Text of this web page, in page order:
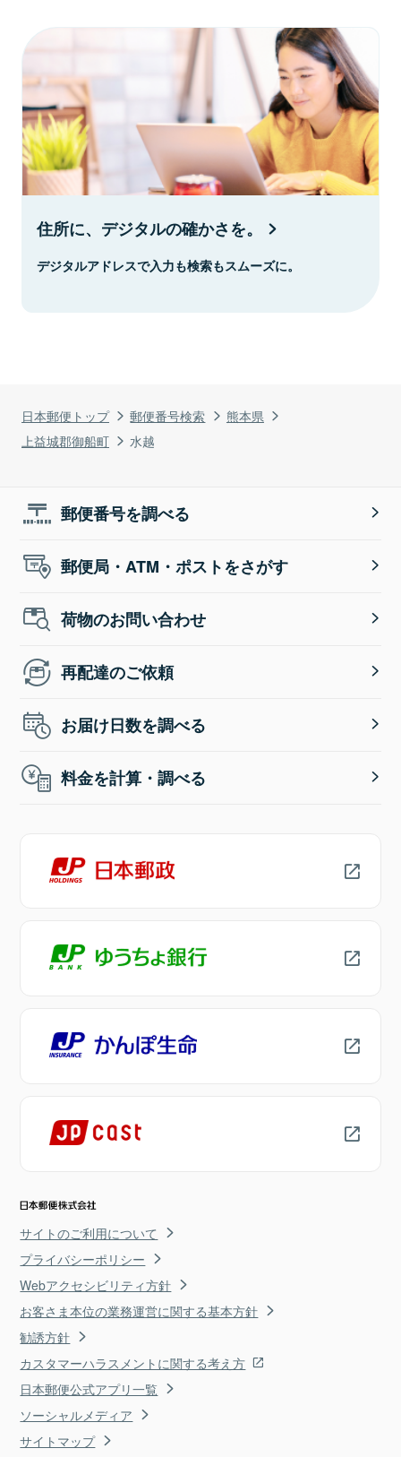
日本郵便トップ 郵便番号検索
熊本県
上益城郡御船町
水越
住所に、デジタルの確かさを。
デジタルアドレスで入力も検索もスムーズに。
郵便番号を調べる
郵便局・ATM・ポストをさがす
荷物のお問い合わせ
再配達のご依頼
お届け日数を調べる
料金を計算・調べる
サイトのご利用について
プライバシーポリシー
Webアクセシビリティ方針
お客さま本位の業務運営に関する基本方針
勧誘方針
カスタマーハラスメントに関する考え方
日本郵便公式アプリ一覧
ソーシャルメディア
サイトマップ